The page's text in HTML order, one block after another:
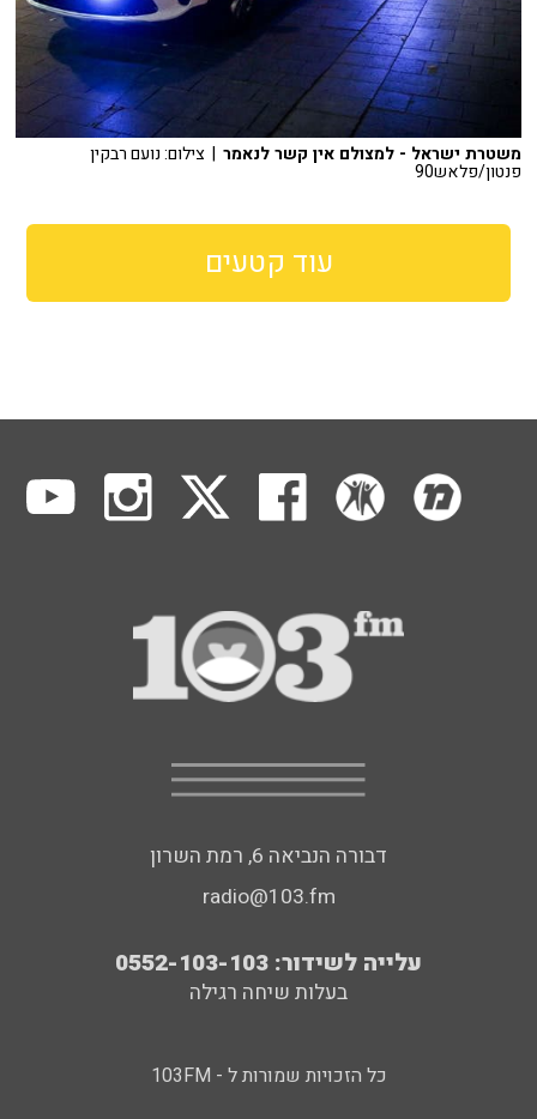
משטרת ישראל - למצולם אין קשר לנאמר | צילום: נועם רבקין
פנטון/פלאש90
עוד קטעים
דבורה הנביאה 6, רמת השרון
radio@103.fm
עלייה לשידור: 0552-103-103
בעלות שיחה רגילה
כל הזכויות שמורות ל - 103FM